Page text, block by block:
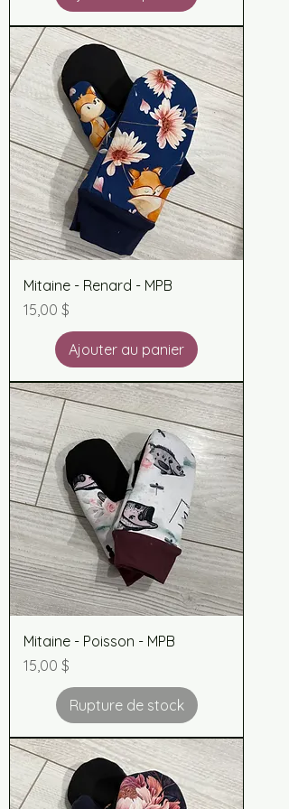
Mitaine - Renard - MPB
Prix
15,00 $
Ajouter au panier
Mitaine - Poisson - MPB
Prix
15,00 $
Rupture de stock